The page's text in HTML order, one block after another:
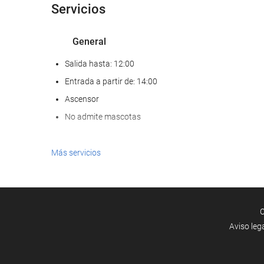
Servicios
General
Salida hasta: 12:00
Entrada a partir de: 14:00
Ascensor
No admite mascotas
Comida y bebida
Bar
Más servicios
Aviso